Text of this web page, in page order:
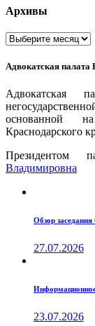
Архивы
Архивы
Адвокатская палата
Адвокатская
основанной
Краснодарского
Президентом
Владимировна
Обзор
27.07.2026
23.07.2026